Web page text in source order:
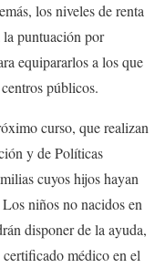
los niveles de renta
la puntuación por
equipararlos a los que
públicos.
curso, que realizan
y de Políticas
cuyos hijos hayan
niños no nacidos en
disponer de la ayuda,
médico en el